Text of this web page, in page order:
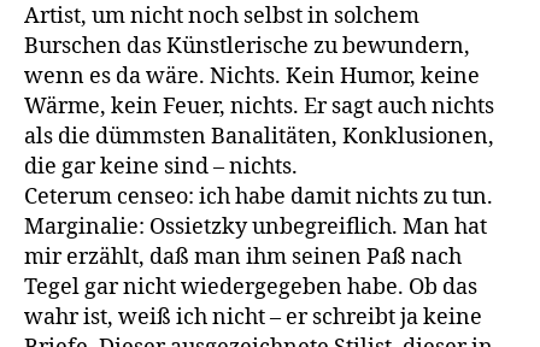
Artist, um nicht noch selbst in solchem
Burschen das Künstlerische zu bewundern,
wenn es da wäre. Nichts. Kein Humor, keine
Wärme, kein Feuer, nichts. Er sagt auch nichts
als die dümmsten Banalitäten, Konklusionen,
die gar keine sind – nichts.
Ceterum censeo: ich habe damit nichts zu tun.
Marginalie: Ossietzky unbegreiflich. Man hat
mir erzählt, daß man ihm seinen Paß nach
Tegel gar nicht wiedergegeben habe. Ob das
wahr ist, weiß ich nicht – er schreibt ja keine